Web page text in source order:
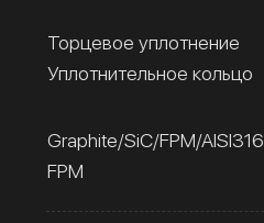
Торцевое уплотнение
Уплотнительное кольцо
Graphite/SiC/FPM/AISI316
FPM